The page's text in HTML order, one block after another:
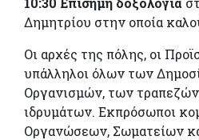
Δημητρίου στην οποία
Οι αρχές της πόλης, οι
υπάλληλοι όλων των
Οργανισμών, των
ιδρυμάτων. Εκπρόσωποι
Οργανώσεων, Σωματείων